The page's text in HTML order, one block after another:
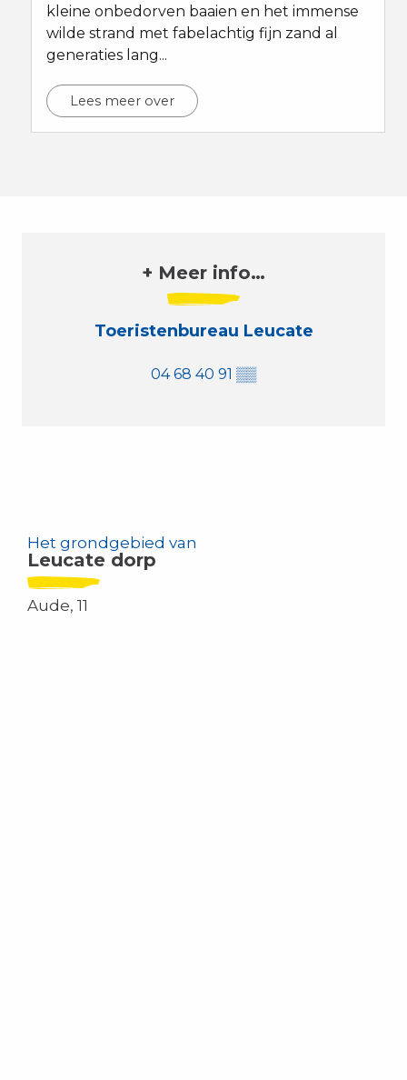
kleine onbedorven baaien en het immense
wilde strand met fabelachtig fijn zand al
generaties lang...
Lees meer over
+ Meer info…
Toeristenbureau Leucate
04 68 40 91 ▒▒
Het grondgebied van
Leucate dorp
Aude, 11